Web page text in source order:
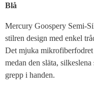
Blå
Mercury Goospery Semi-
stilren design med enkel
Det mjuka
medan den släta,
grepp i handen.